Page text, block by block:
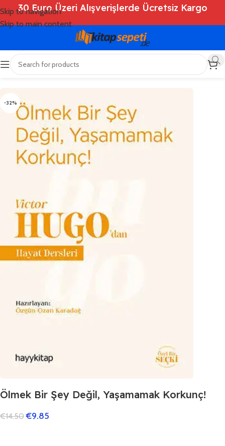
Skip to navigation
Skip to main content
30 Euro Üzeri Alışverişlerde Ücretsiz Kargo
Ana Sayfa Shop
-32%
Ölmek Bir Şey Değil, Yaşamamak Korkunç!
€14.50 €9.85